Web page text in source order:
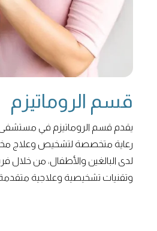
قسم الروماتيزم
يقدم قسم الروماتيزم في مستشفى
رعاية متخصصة لتشخيص وعلاج
لدى البالغين والأطفال، من خلال
وتقنيات تشخيصية وعلاجية